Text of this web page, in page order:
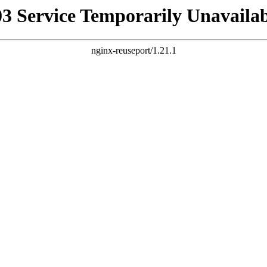
Service Temporarily
nginx-reuseport/1.21.1